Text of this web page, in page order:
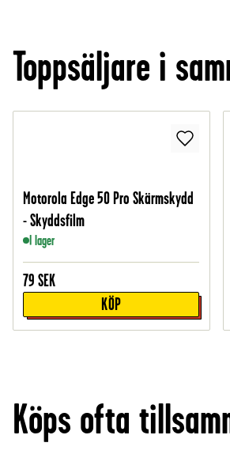
Toppsäljare i
Motorola Edge 50 Pro Skärmskydd
- Skyddsfilm
I lager
79 SEK
KÖP
Köps ofta